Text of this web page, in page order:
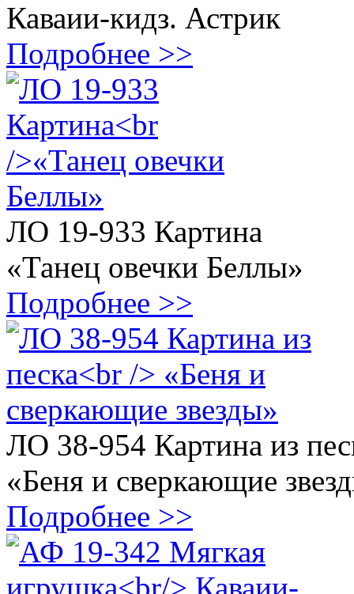
Каваии-кидз. Астрик
Подробнее >>
ЛО 19-933 Картина
«Танец овечки Беллы»
Подробнее >>
ЛО 38-954 Картина из
«Беня и сверкающие
Подробнее >>